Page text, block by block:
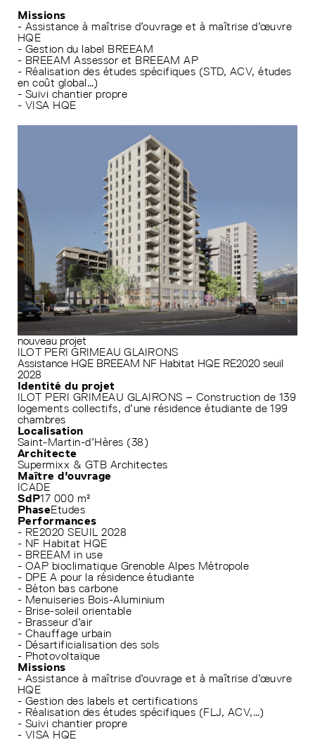
Missions
- Assistance à maîtrise d’ouvrage et à maîtrise d’œuvre
HQE
- Gestion du label BREEAM
- BREEAM Assessor et BREEAM AP
- Réalisation des études spécifiques (STD, ACV, études
en coût global…)
- Suivi chantier propre
- VISA HQE
nouveau projet
ILOT PERI GRIMEAU GLAIRONS
Assistance HQE BREEAM NF Habitat HQE RE2020 seuil
2028
Identité du projet
ILOT PERI GRIMEAU GLAIRONS – Construction de 139
logements collectifs, d’une résidence étudiante de 199
chambres
Localisation
Saint-Martin-d’Hères (38)
Architecte
Supermixx & GTB Architectes
Maître d'ouvrage
ICADE
SdP17 000 m²
PhaseEtudes
Performances
- RE2020 SEUIL 2028
- NF Habitat HQE
- BREEAM in use
- OAP bioclimatique Grenoble Alpes Métropole
- DPE A pour la résidence étudiante
- Béton bas carbone
- Menuiseries Bois-Aluminium
- Brise-soleil orientable
- Brasseur d’air
- Chauffage urbain
- Désartificialisation des sols
- Photovoltaïque
Missions
- Assistance à maîtrise d’ouvrage et à maîtrise d’œuvre
HQE
- Gestion des labels et certifications
- Réalisation des études spécifiques (FLJ, ACV,…)
- Suivi chantier propre
- VISA HQE